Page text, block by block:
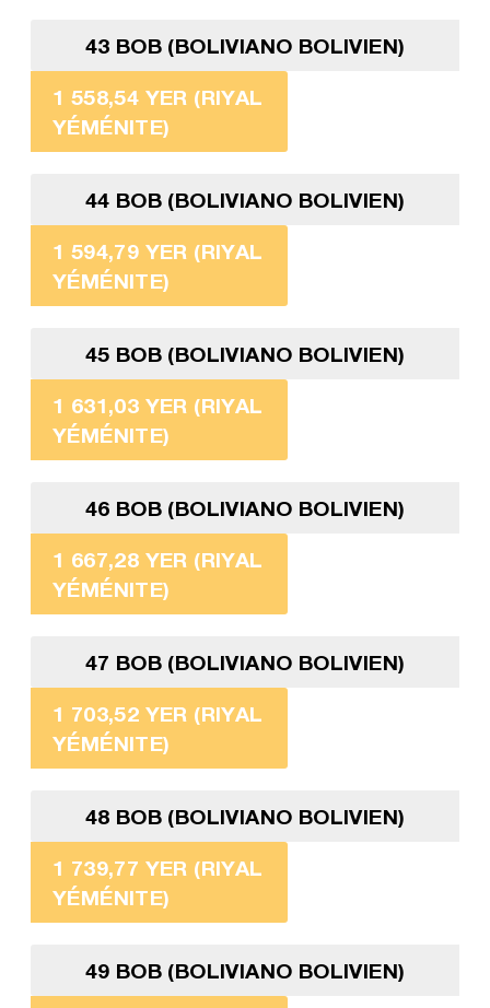
43 BOB (BOLIVIANO BOLIVIEN)
1 558,54 YER (RIYAL
YÉMÉNITE)
44 BOB (BOLIVIANO BOLIVIEN)
1 594,79 YER (RIYAL
YÉMÉNITE)
45 BOB (BOLIVIANO BOLIVIEN)
1 631,03 YER (RIYAL
YÉMÉNITE)
46 BOB (BOLIVIANO BOLIVIEN)
1 667,28 YER (RIYAL
YÉMÉNITE)
47 BOB (BOLIVIANO BOLIVIEN)
1 703,52 YER (RIYAL
YÉMÉNITE)
48 BOB (BOLIVIANO BOLIVIEN)
1 739,77 YER (RIYAL
YÉMÉNITE)
49 BOB (BOLIVIANO BOLIVIEN)